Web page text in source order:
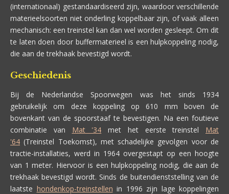
(internationaal) gestandaardiseerd zijn, waardoor verschillende
materieelsoorten niet onderling koppelbaar zijn, of vaak alleen
mechanisch: een treinstel kan dan wel worden gesleept. Om dit
te laten doen door buffermaterieel is een hulpkoppeling nodig,
die aan de trekhaak bevestigd wordt.
Geschiedenis
Bij de Nederlandse Spoorwegen was het sinds 1934
gebruikelijk om deze koppeling op 610 mm boven de
bovenkant van de spoorstaaf te bevestigen. Na een foutieve
combinatie van Mat '34 met het eerste treinstel Mat
'64 (Treinstel Toekomst), met schadelijke gevolgen voor de
tractie-installaties, werd in 1964 overgestapt op een hoogte
van 1 meter. Hiervoor is een hulpkoppeling nodig, die aan de
trekhaak bevestigd wordt. Sinds de buitendienststelling van de
laatste hondenkop-treinstellen in 1996 zijn lage koppelingen